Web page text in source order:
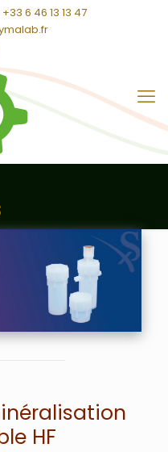
+33 6 46 13 13 47
HF